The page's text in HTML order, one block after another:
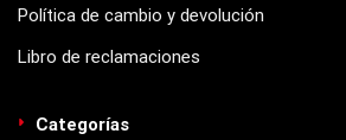
Política de cambio y devolución
Libro de reclamaciones
Categorías